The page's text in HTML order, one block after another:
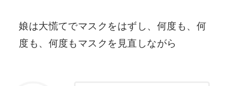
娘は大慌てでマスクをはずし、何度も、何
度も、何度もマスクを見直しながら